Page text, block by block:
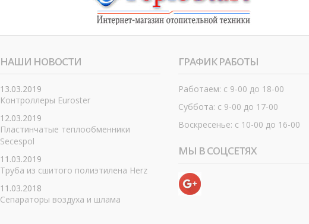
НАШИ НОВОСТИ
13.03.2019
Контроллеры Euroster
12.03.2019
Пластинчатые теплообменники
Secespol
11.03.2019
Труба из сшитого полиэтилена Herz
11.03.2018
Сепараторы воздуха и шлама
ГРАФИК РАБОТЫ
Работаем: с 9-00 до 18-00
Суббота: с 9-00 до 17-00
Воскресенье: с 10-00 до 16-00
МЫ В СОЦСЕТЯХ